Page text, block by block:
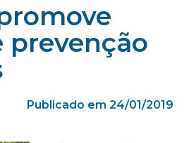
prevenção
Publicado em 24/01/2019